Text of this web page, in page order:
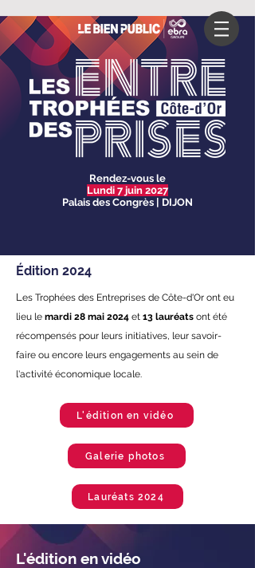
Rendez-vous le
Lundi 7 juin 2027
Palais des Congrès | DIJON
Édition 2024
Les Trophées des Entreprises de Côte-d'Or ont eu
lieu le mardi 28 mai 2024 et 13 lauréats ont été
récompensés pour leurs initiatives, leur savoir-
faire ou encore leurs engagements au sein de
l'activité économique locale.
L'édition en vidéo
Galerie photos
Lauréats 2024
L'édition en vidéo